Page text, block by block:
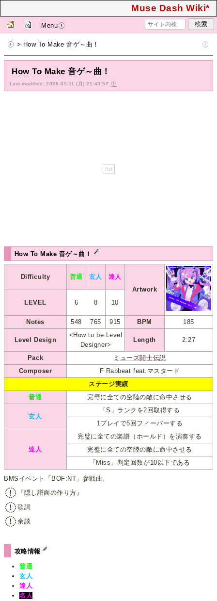
Muse Dash Wiki*
Menu
> How To Make 音ゲ～曲！
How To Make 音ゲ～曲！
Last-modified: 2026-05-11 (月) 21:43:57
How To Make 音ゲ～曲！
Difficulty 普通 玄人
達人
Artwork
LEVEL
6 8 10
Notes 548 765 915 BPM 185
Level Design
<How to be Level
Designer>
Length 2:27
Pack
ミューズ闘士伝説
Composer
F Rabbeat feat.マスタード
ステージ実績
普通
完璧に全ての空陸の敵に命中させる
玄人
「S」ランクを2回取得する
1プレイで5回フィーバーする
達人
完璧に全ての楽譜（ホールド）を演奏する
完璧に全ての空陸の敵に命中させる
「Miss」判定回数が10以下である
BMSイベント「BOF:NT」参戦曲。
『隠し譜面の作り方』
歌詞
余談
攻略情報
普通
玄人
達人
名人